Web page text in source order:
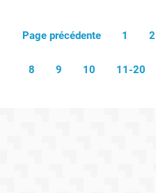
Page précédente 1 2
8 9 10 11-20